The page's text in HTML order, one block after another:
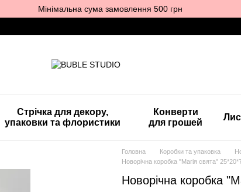
Мінімальна сума замовлення 500 грн
Стрічка для декору,
упаковки та флористики
Конверти
для грошей
Головна Коробки та упаковка
Новорічна коробка "Магія свята"
Новорічна коробка